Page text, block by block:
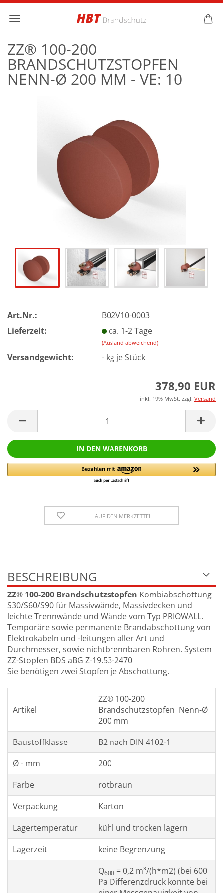
ZZ® 100-200
BRANDSCHUTZSTOPFEN
NENN-Ø 200 MM - VE: 10
Art.Nr.:
B02V10-0003
Lieferzeit:
ca. 1-2 Tage
(Ausland abweichend)
Versandgewicht: - kg je Stück
378,90 EUR
inkl. 19% MwSt. zzgl. Versand
AUF DEN MERKZETTEL
BESCHREIBUNG
ZZ® 100-200 Brandschutzstopfen Kombiabschottung
S30/S60/S90 für Massivwände, Massivdecken und
leichte Trennwände und Wände vom Typ PRIOWALL.
Temporäre sowie permanente Brandabschottung von
Elektrokabeln und -leitungen aller Art und
Durchmesser, sowie nichtbrennbaren Rohren. System
ZZ-Stopfen BDS aBG Z-19.53-2470
Sie benötigen zwei Stopfen je Abschottung.
Artikel
ZZ® 100-200
Brandschutzstopfen Nenn-Ø
200 mm
Baustoffklasse
B2 nach DIN 4102-1
Ø - mm
200
Farbe
rotbraun
Verpackung
Karton
Lagertemperatur
kühl und trocken lagern
Lagerzeit
keine Begrenzung
Q600 = 0,2 m³/(h*m2) (bei 600
Pa Differenzdruck konnte bei